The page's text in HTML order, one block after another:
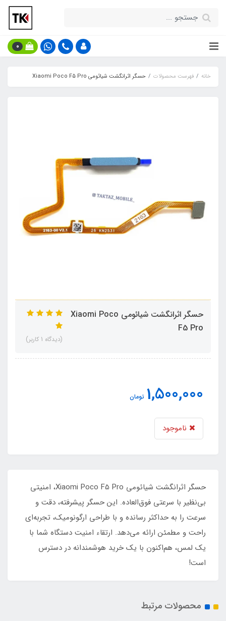
0
خانه فهرست محصولات حسگر اثرانگشت شیائومی Xiaomi Poco F5 Pro
حسگر اثرانگشت شیائومی Xiaomi Poco
F5 Pro
(دیدگاه 1 کاربر)
1,500,000 تومان
ناموجود
حسگر اثرانگشت شیائومی Xiaomi Poco F5 Pro، امنیتی
بی‌نظیر با سرعتی فوق‌العاده. این حسگر پیشرفته، دقت و
سرعت را به حداکثر رسانده و با طراحی ارگونومیک، تجربه‌ای
راحت و مطمئن ارائه می‌دهد. ارتقاء امنیت دستگاه شما با
یک لمس، هم‌اکنون با یک خرید هوشمندانه در دسترس
است!
محصولات مرتبط